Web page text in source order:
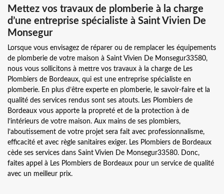
Mettez vos travaux de plomberie à la charge
d’une entreprise spécialiste à Saint Vivien De
Monsegur
Lorsque vous envisagez de réparer ou de remplacer les équipements
de plomberie de votre maison à Saint Vivien De Monsegur33580,
nous vous sollicitons à mettre vos travaux à la charge de Les
Plombiers de Bordeaux, qui est une entreprise spécialiste en
plomberie. En plus d’être experte en plomberie, le savoir-faire et la
qualité des services rendus sont ses atouts. Les Plombiers de
Bordeaux vous apporte la propreté et de la protection à de
l’intérieurs de votre maison. Aux mains de ses plombiers,
l’aboutissement de votre projet sera fait avec professionnalisme,
efficacité et avec règle sanitaires exiger. Les Plombiers de Bordeaux
cède ses services dans Saint Vivien De Monsegur33580. Donc,
faites appel à Les Plombiers de Bordeaux pour un service de qualité
avec un meilleur prix.